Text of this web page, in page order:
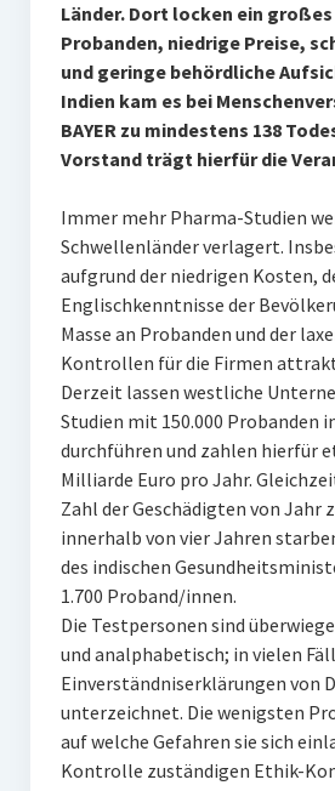
Länder. Dort locken ein
Probanden, niedrige Preise,
und geringe behördliche
Indien kam es bei
BAYER zu mindestens 138
Vorstand trägt hierfür die
Immer mehr Pharma-Studien
Schwellenländer verlagert.
aufgrund der niedrigen Kosten,
Englischkenntnisse der
Masse an Probanden und der
Kontrollen für die Firmen
Derzeit lassen westliche
Studien mit 150.000 Probanden
durchführen und zahlen hierfür
Milliarde Euro pro Jahr.
Zahl der Geschädigten von Jahr
innerhalb von vier Jahren
des indischen
1.700 Proband/innen.
Die Testpersonen sind
und analphabetisch; in vielen
Einverständniserklärungen von
unterzeichnet. Die wenigsten
auf welche Gefahren sie sich
Kontrolle zuständigen Ethik-